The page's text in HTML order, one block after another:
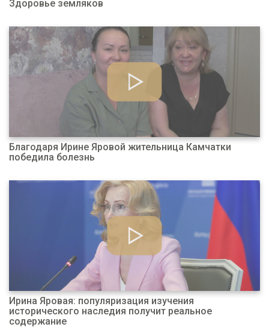
Здоровье земляков
Благодаря Ирине Яровой жительница Камчатки
победила болезнь
Ирина Яровая: популяризация изучения
исторического наследия получит реальное
содержание